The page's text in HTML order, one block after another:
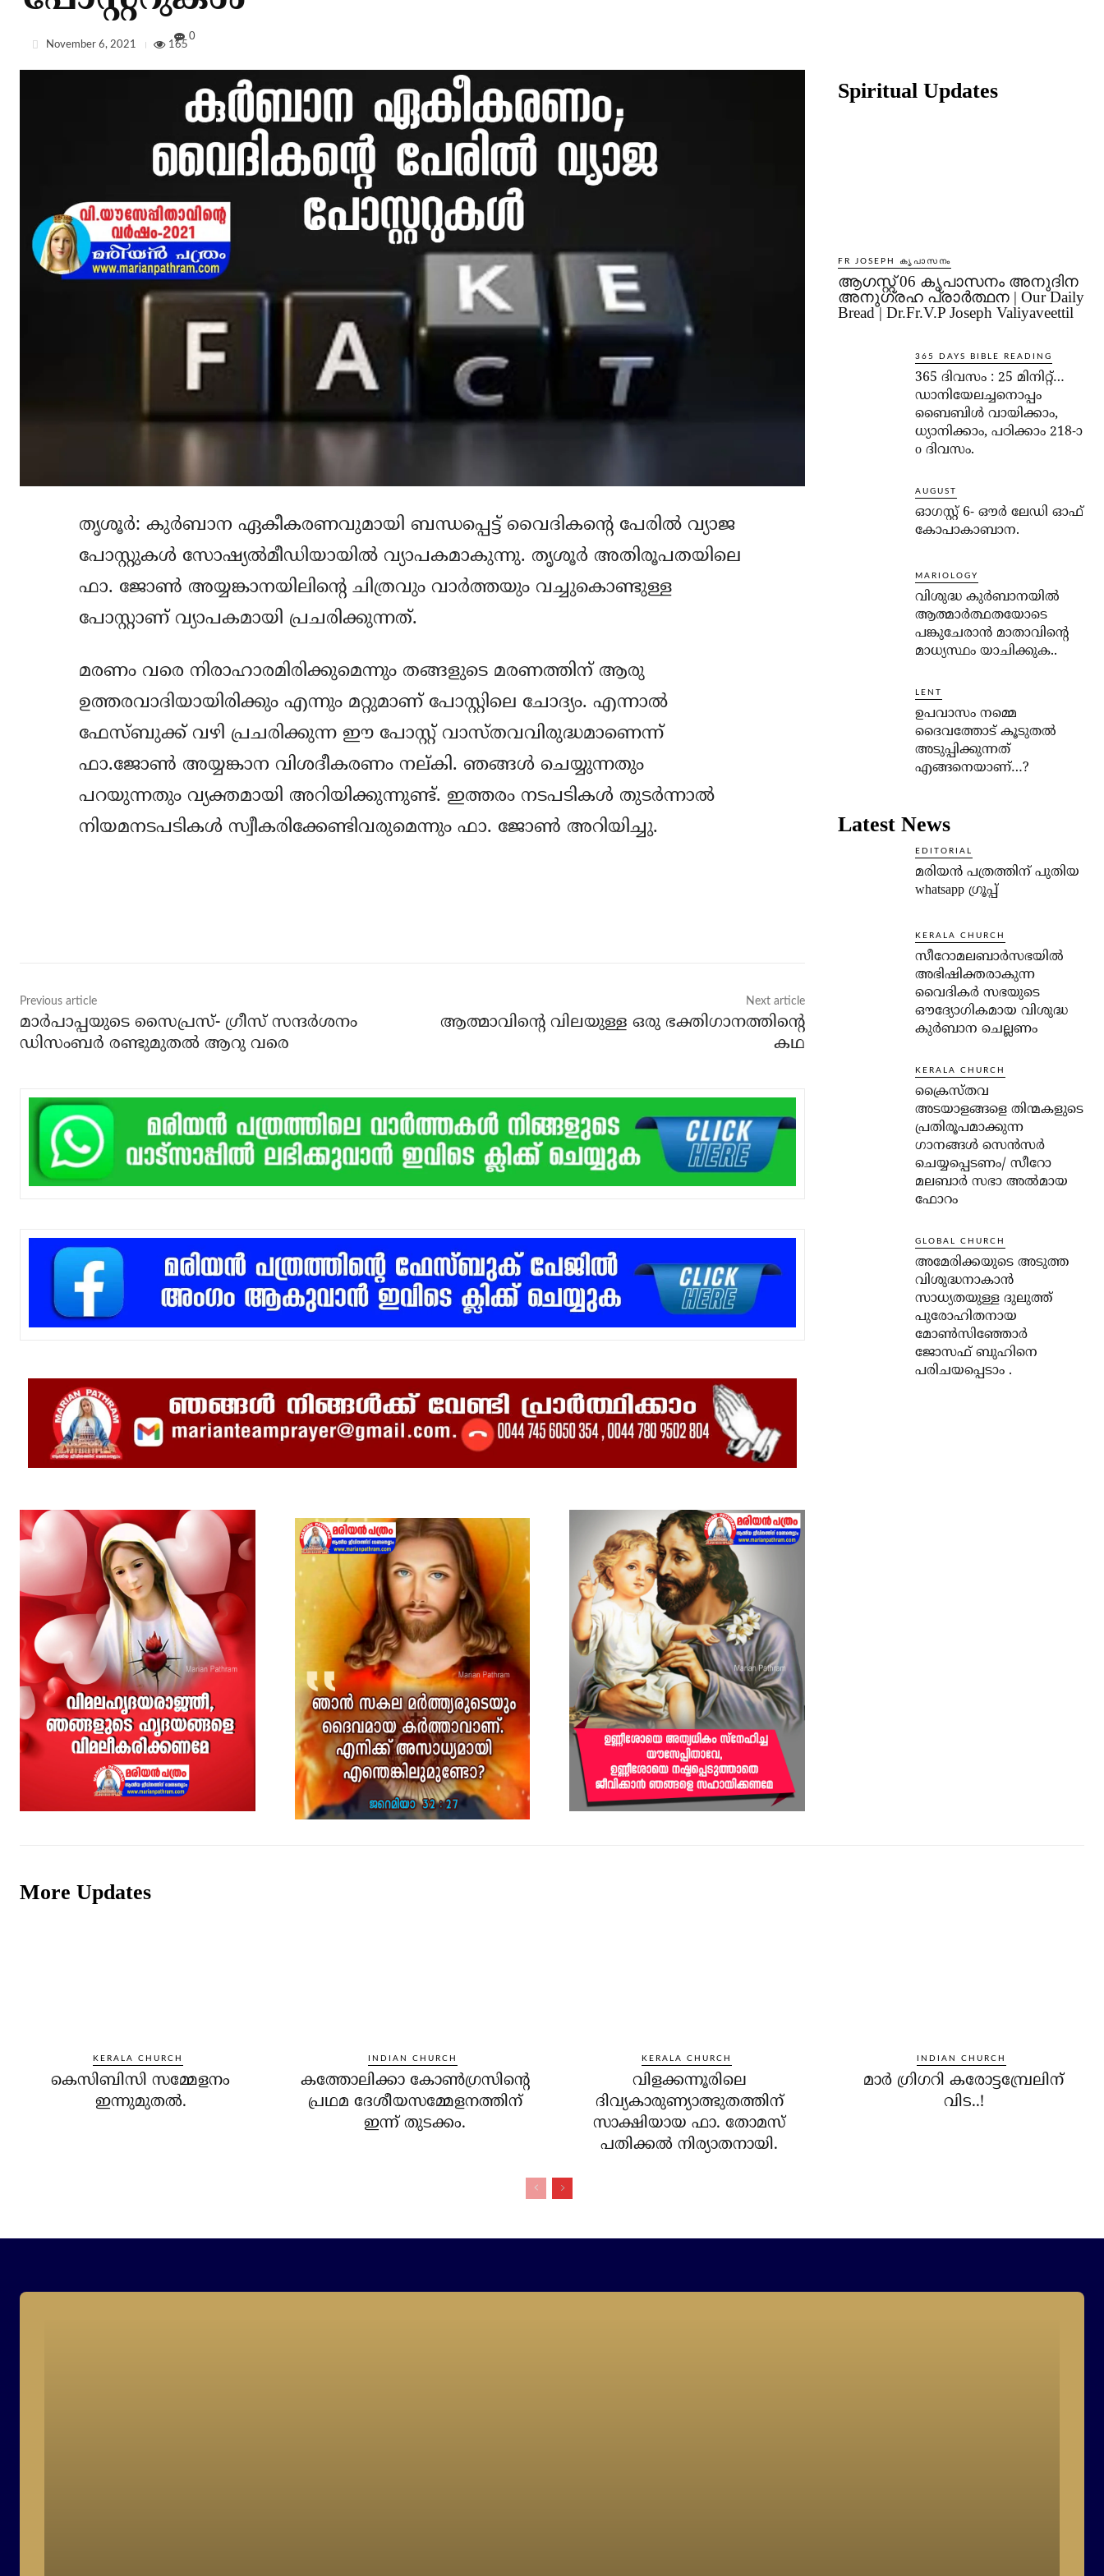
November 6, 2021 165
0
തൃശൂര്‍: കുര്‍ബാന ഏകീകരണവുമായി ബന്ധപ്പെട്ട് വൈദികന്റെ പേരില്‍ വ്യാജ
പോസ്റ്റുകള്‍ സോഷ്യല്‍മീഡിയായില്‍ വ്യാപകമാകുന്നു. തൃശൂര്‍ അതിരൂപതയിലെ
ഫാ. ജോണ്‍ അയ്യങ്കാനയിലിന്റെ ചിത്രവും വാര്‍ത്തയും വച്ചുകൊണ്ടുള്ള
പോസ്റ്റാണ് വ്യാപകമായി പ്രചരിക്കുന്നത്.
മരണം വരെ നിരാഹാരമിരിക്കുമെന്നും തങ്ങളുടെ മരണത്തിന് ആരു
ഉത്തരവാദിയായിരിക്കും എന്നും മറ്റുമാണ് പോസ്റ്റിലെ ചോദ്യം. എന്നാല്‍
ഫേസ്ബുക്ക് വഴി പ്രചരിക്കുന്ന ഈ പോസ്റ്റ് വാസ്തവവിരുദ്ധമാണെന്ന്
ഫാ.ജോണ്‍ അയ്യങ്കാന വിശദീകരണം നല്കി. ഞങ്ങള്‍ ചെയ്യുന്നതും
പറയുന്നതും വ്യക്തമായി അറിയിക്കുന്നുണ്ട്. ഇത്തരം നടപടികള്‍ തുടര്‍ന്നാല്‍
നിയമനടപടികള്‍ സ്വീകരിക്കേണ്ടിവരുമെന്നും ഫാ. ജോണ്‍ അറിയിച്ചു.
Previous article
മാര്‍പാപ്പയുടെ സൈപ്രസ്- ഗ്രീസ് സന്ദര്‍ശനം
ഡിസംബര്‍ രണ്ടുമുതല്‍ ആറു വരെ
Next article
ആത്മാവിന്റെ വിലയുള്ള ഒരു ഭക്തിഗാനത്തിന്റെ
കഥ
Spiritual Updates
FR JOSEPH കൃപാസനം
ആഗസ്റ്റ് 06 കൃപാസനം അനുദിന
അനുഗ്രഹ പ്രാർത്ഥന | Our Daily
Bread | Dr.Fr.V.P Joseph Valiyaveettil
365 DAYS BIBLE READING
365 ദിവസം : 25 മിനിറ്റ്…
ഡാനിയേലച്ചനൊപ്പം
ബൈബിൾ വായിക്കാം,
ധ്യാനിക്കാം, പഠിക്കാം 218-ാ
o ദിവസം.
AUGUST
ഓഗസ്റ്റ് 6- ഔര്‍ ലേഡി ഓഫ്
കോപാകാബാന.
MARIOLOGY
വിശുദ്ധ കുര്‍ബാനയില്‍
ആത്മാര്‍ത്ഥതയോടെ
പങ്കുചേരാന്‍ മാതാവിന്റെ
മാധ്യസ്ഥം യാചിക്കുക..
LENT
ഉപവാസം നമ്മെ
ദൈവത്തോട് കൂടുതല്‍
അടുപ്പിക്കുന്നത്
എങ്ങനെയാണ്…?
Latest News
EDITORIAL
മരിയൻ പത്രത്തിന് പുതിയ
whatsapp ഗ്രൂപ്പ്
KERALA CHURCH
സീറോമലബാർസഭയിൽ
അഭിഷിക്തരാകുന്ന
വൈദികർ സഭയുടെ
ഔദ്യോഗികമായ വിശുദ്ധ
കുർബാന ചെല്ലണം
KERALA CHURCH
ക്രൈസ്തവ
അടയാളങ്ങളെ തിന്മകളുടെ
പ്രതിരൂപമാക്കുന്ന
ഗാനങ്ങൾ സെൻസർ
ചെയ്യപ്പെടണം/ സീറോ
മലബാർ സഭാ അൽമായ
ഫോറം
GLOBAL CHURCH
അമേരിക്കയുടെ അടുത്ത
വിശുദ്ധനാകാൻ
സാധ്യതയുള്ള ദുലുത്ത്
പുരോഹിതനായ
മോൺസിഞ്ഞോർ
ജോസഫ് ബുഹിനെ
പരിചയപ്പെടാം .
More Updates
KERALA CHURCH
കെസിബിസി സമ്മേളനം
ഇന്നുമുതല്‍.
INDIAN CHURCH
കത്തോലിക്കാ കോണ്‍ഗ്രസിന്റെ
പ്രഥമ ദേശീയസമ്മേളനത്തിന്
ഇന്ന് തുടക്കം.
KERALA CHURCH
വിളക്കന്നൂരിലെ
ദിവ്യകാരുണ്യാത്ഭുതത്തിന്
സാക്ഷിയായ ഫാ. തോമസ്
പതിക്കല്‍ നിര്യാതനായി.
INDIAN CHURCH
മാര്‍ ഗ്രിഗറി കരോട്ടമ്പ്രേലിന്
വിട..!